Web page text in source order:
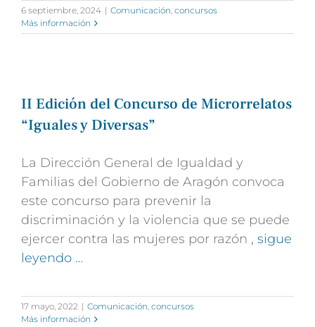
6 septiembre, 2024 | Comunicación, concursos
Más información
II Edición del Concurso de Microrrelatos
“Iguales y Diversas”
La Dirección General de Igualdad y
Familias del Gobierno de Aragón convoca
este concurso para prevenir la
discriminación y la violencia que se puede
ejercer contra las mujeres por razón , sigue
leyendo …
17 mayo, 2022 | Comunicación, concursos
Más información